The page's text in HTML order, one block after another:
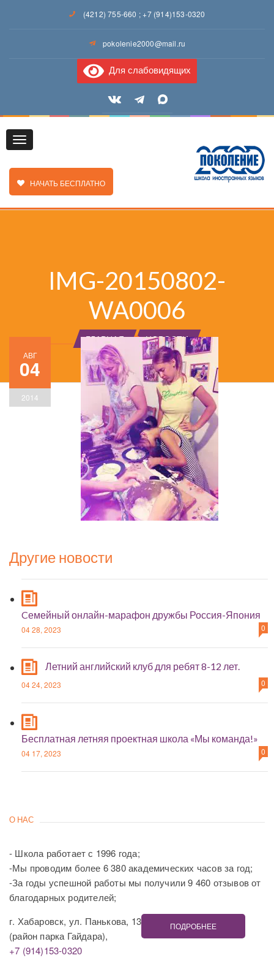
(4212) 755-660 ;+7 (914)153-0320
pokolenie2000@mail.ru
Для слабовидящих
Toggle
ЗАКАЗАТЬ ЗВОНОК
НАЧАТЬ БЕСПЛАТНО
IMG-20150802-
WA0006
ГЛАВНАЯ НОВОСТИ
АВГ
04
2014
Другие новости
Cемейный онлайн-марафон дружбы Россия-Япония
04 28, 2023 0
Летний английский клуб для ребят 8-12 лет.
04 24, 2023 0
Бесплатная летняя проектная школа «Мы команда!»
04 17, 2023 0
О НАС
- Школа работает с 1996 года;
-Мы проводим более 6 380 академических часов за год;
-За годы успешной работы мы получили 9 460 отзывов от
благодарных родителей;
г. Хабаровск, ул. Панькова, 13
(район парка Гайдара),
+7 (914)153-0320
ПОДРОБНЕЕ